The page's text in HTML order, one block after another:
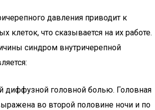
давления приводит к
клеток, что сказывается на их работе.
синдром внутричерепной
диффузной головной болью. Головная
во второй половине ночи и по